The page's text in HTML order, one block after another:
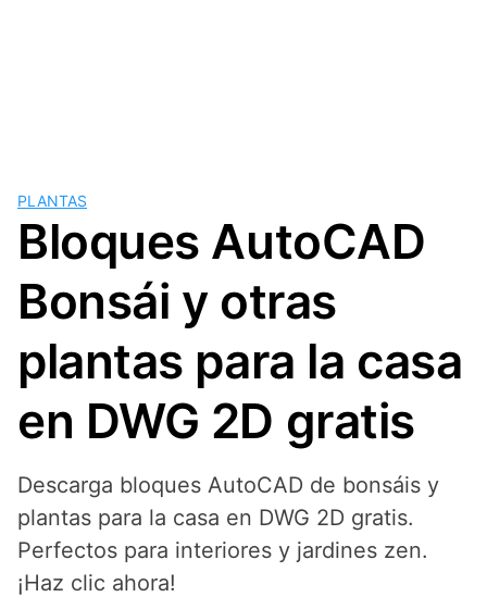
PLANTAS
Bloques AutoCAD
Bonsái y otras
plantas para la casa
en DWG 2D gratis
Descarga bloques AutoCAD de bonsáis y
plantas para la casa en DWG 2D gratis.
Perfectos para interiores y jardines zen.
¡Haz clic ahora!